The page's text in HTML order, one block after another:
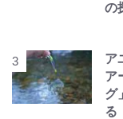
の
ア
ア
グ
る